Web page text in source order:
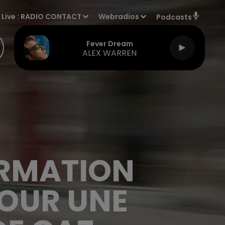
Live : RADIO CONTACT Webradios Podcasts
Fever Dream
ALEX WARREN
UNE